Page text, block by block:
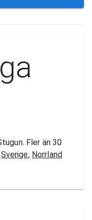
Fler än 30
Sverige, Norrland